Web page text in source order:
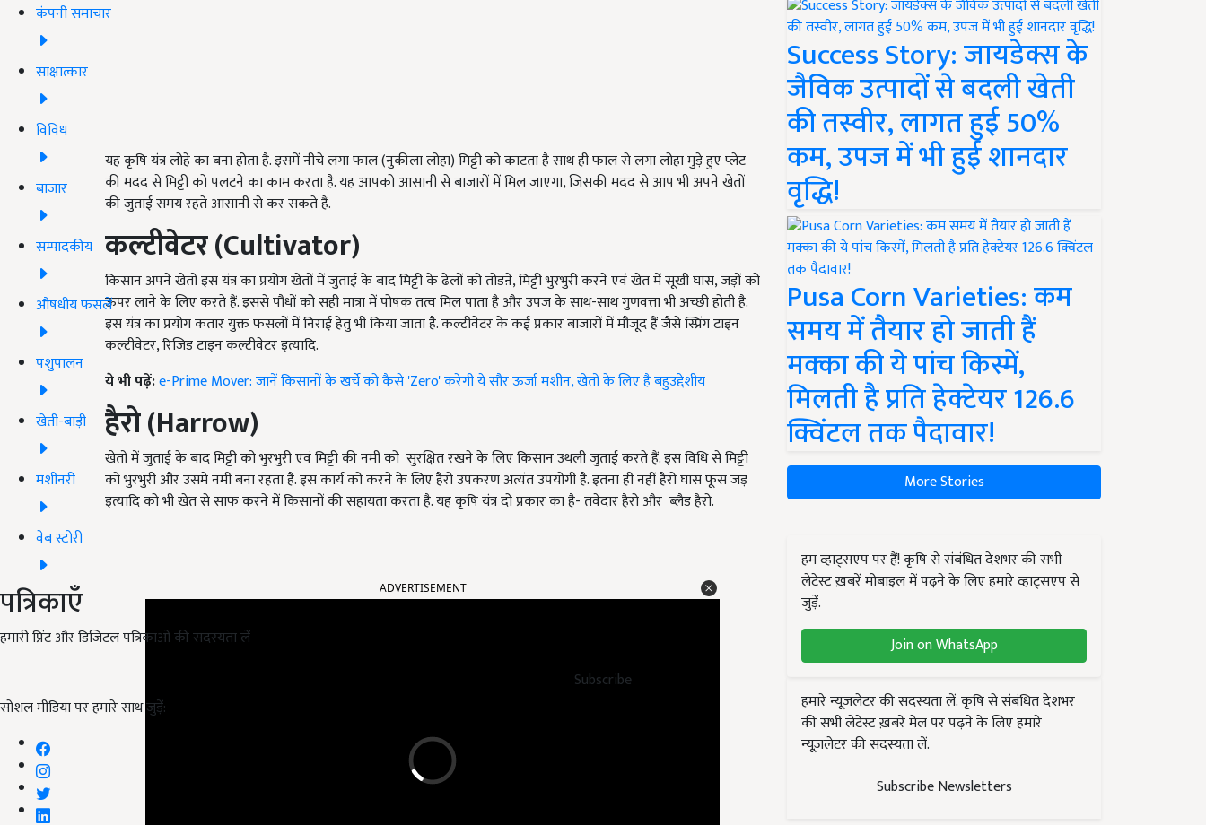
कंपनी समाचार
साक्षात्कार
विविध
बाजार
सम्पादकीय
औषधीय फसलें
पशुपालन
खेती-बाड़ी
मशीनरी
वेब स्टोरी
पत्रिकाएँ
हमारी प्रिंट और डिजिटल पत्रिकाओं की सदस्यता लें
Subscribe
सोशल मीडिया पर हमारे साथ जुड़ें:
यह कृषि यंत्र लोहे का बना होता है. इसमें नीचे लगा फाल (नुकीला लोहा) मिट्टी को काटता है साथ ही फाल से लगा लोहा मुड़े हुए प्लेट
की मदद से मिट्टी को पलटने का काम करता है. यह आपको आसानी से बाजारों में मिल जाएगा, जिसकी मदद से आप भी अपने खेतों
की जुताई समय रहते आसानी से कर सकते हैं.
कल्टीवेटर(Cultivator)
किसान अपने खेतों इस यंत्र का प्रयोग खेतों में जुताई के बाद मिट्टी के ढेलों को तोडऩे, मिट्टी भुरभुरी करने एवं खेत में सूखी घास, जड़ों को
ऊपर लाने के लिए करते हैं. इससे पौधों को सही मात्रा में पोषक तत्व मिल पाता है और उपज के साथ-साथ गुणवत्ता भी अच्छी होती है.
इस यंत्र का प्रयोग कतार युक्त फसलों में निराई हेतु भी किया जाता है. कल्टीवेटर के कई प्रकार बाजारों में मौजूद हैं जैसे स्प्रिंग टाइन
कल्टीवेटर, रिजिड टाइन कल्टीवेटर इत्यादि.
ये भी पढ़ें:e-Prime Mover: जानें किसानों के खर्चे को कैसे 'Zero' करेगी ये सौर ऊर्जा मशीन, खेतों के लिए है बहुउद्देशीय
हैरो(Harrow)
खेतों में जुताई के बाद मिट्टी को भुरभुरी एवं मिट्टी की नमी को सुरक्षित रखने के लिए किसान उथली जुताई करते हैं. इस विधि से मिट्टी
को भुरभुरी और उसमे नमी बना रहता है. इस कार्य को करने के लिए हैरो उपकरण अत्यंत उपयोगी है. इतना ही नहीं हैरो घास फूस जड़
इत्यादि को भी खेत से साफ करने में किसानों की सहायता करता है. यह कृषि यंत्र दो प्रकार का है- तवेदार हैरो और ब्लैड हैरो.
Success Story: जायडेक्स के
जैविक उत्पादों से बदली खेती
की तस्वीर, लागत हुई 50%
कम, उपज में भी हुई शानदार
वृद्धि!
Pusa Corn Varieties: कम
समय में तैयार हो जाती हैं
मक्का की ये पांच किस्में,
मिलती है प्रति हेक्टेयर 126.6
क्विंटल तक पैदावार!
More Stories
हम व्हाट्सएप पर हैं! कृषि से संबंधित देशभर की सभी
लेटेस्ट ख़बरें मोबाइल में पढ़ने के लिए हमारे व्हाट्सएप से
जुड़ें.
Join on WhatsApp
हमारे न्यूज़लेटर की सदस्यता लें. कृषि से संबंधित देशभर
की सभी लेटेस्ट ख़बरें मेल पर पढ़ने के लिए हमारे
न्यूज़लेटर की सदस्यता लें.
Subscribe Newsletters